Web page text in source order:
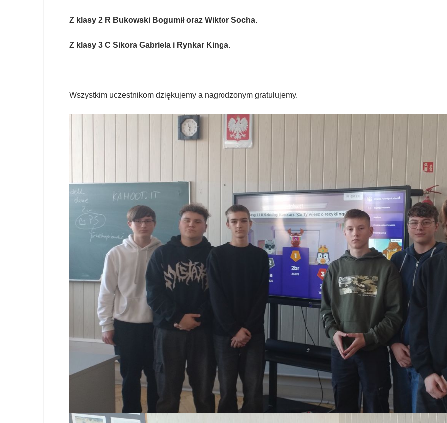
Z klasy 2 R Bukowski Bogumił oraz Wiktor Socha.
Z klasy 3 C Sikora Gabriela i Rynkar Kinga.
Wszystkim uczestnikom dziękujemy a nagrodzonym gratulujemy.